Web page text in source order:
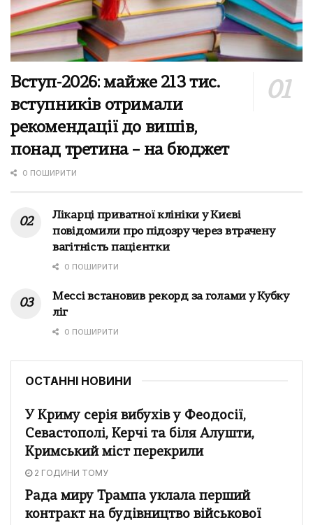
Вступ-2026: майже 213 тис.
вступників отримали
рекомендації до вишів,
понад третина – на бюджет
0 ПОШИРИТИ
Лікарці приватної клініки у Києві
повідомили про підозру через втрачену
вагітність пацієнтки
0 ПОШИРИТИ
Мессі встановив рекорд за голами у Кубку
ліг
0 ПОШИРИТИ
ОСТАННІ НОВИНИ
У Криму серія вибухів у Феодосії,
Севастополі, Керчі та біля Алушти,
Кримський міст перекрили
2 ГОДИНИ ТОМУ
Рада миру Трампа уклала перший
контракт на будівництво військової